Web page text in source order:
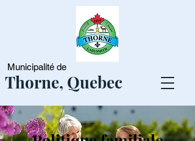
Municipalité de
Thorne, Quebec